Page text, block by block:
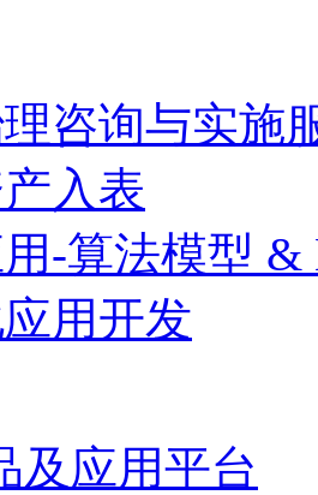
咨询与实施
入表
-算法模型 &
用开发
及应用平台